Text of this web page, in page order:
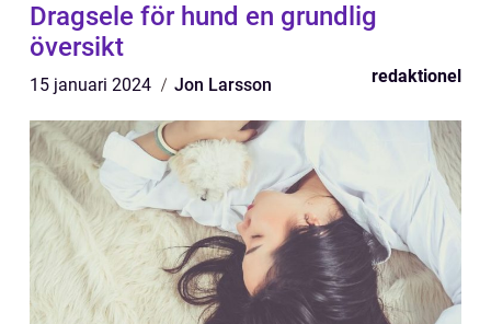
Dragsele för hund en grundlig
översikt
15 januari 2024 Jon Larsson redaktionel